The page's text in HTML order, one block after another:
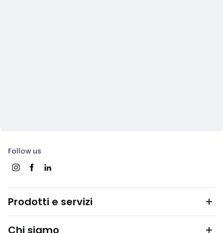
Follow us
Prodotti e servizi
Chi siamo